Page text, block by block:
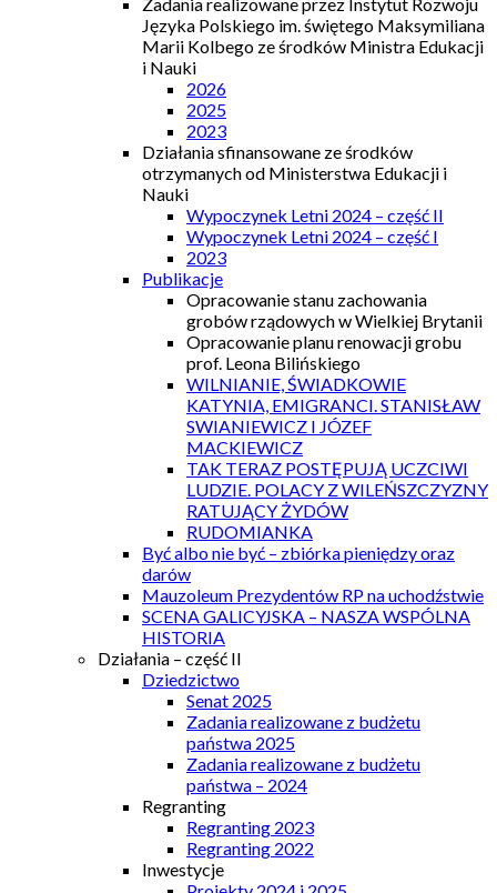
Języka Polskiego im. świętego Maksymiliana
Marii Kolbego ze środków Ministra Edukacji
i Nauki
2026
2025
2023
Działania sfinansowane ze środków
otrzymanych od Ministerstwa Edukacji i
Nauki
Wypoczynek Letni 2024 – część II
Wypoczynek Letni 2024 – część I
2023
Publikacje
Opracowanie stanu zachowania
grobów rządowych w Wielkiej Brytanii
Opracowanie planu renowacji grobu
prof. Leona Bilińskiego
WILNIANIE, ŚWIADKOWIE
KATYNIA, EMIGRANCI. STANISŁAW
SWIANIEWICZ I JÓZEF
MACKIEWICZ
TAK TERAZ POSTĘPUJĄ UCZCIWI
LUDZIE. POLACY Z WILEŃSZCZYZNY
RATUJĄCY ŻYDÓW
RUDOMIANKA
Być albo nie być – zbiórka pieniędzy oraz
darów
Mauzoleum Prezydentów RP na uchodźstwie
SCENA GALICYJSKA – NASZA WSPÓLNA
HISTORIA
Działania – część II
Dziedzictwo
Senat 2025
Zadania realizowane z budżetu
państwa 2025
Zadania realizowane z budżetu
państwa – 2024
Regranting
Regranting 2023
Regranting 2022
Inwestycje